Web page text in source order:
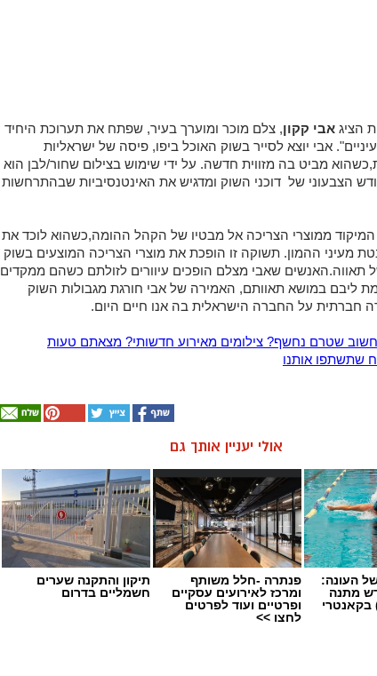
הציג אבי קקון, צלם מוכר ומוערך בעיר, שפתח את תערוכת היחיד
אבי יוצא לסייר בשוק האוכל ביפו, פיסה של ישראליות
מביט בה מזווית חדשה. על ידי שימוש בצילום שחור/לבן הוא
הצבעוני של דוכני השוק ומדגיש את האינטנסיביות שבהתרחשות
ממוצרי הצריכה אל מבטיו של הקהל ההומה,כשהוא לוכד את
מעיני ההמון. תשוקה זו הופכת את מוצרי הצריכה המוצעים בשוק
תאווה.האנשים שאבי מצלם הופכים עיוורים לזולתם כשהם ממקדים
ליבם במושא תאוותם, האמירה של אבי חורגת מגבולות השוק
חברתית על החברה הישראלית בה אנו חיים היום.
שטרם נחשף? צילומים מאירוע חדשותי? מצאתם טעות
שתשתפו אותנו
אולי יעניין אותך גם
העונה:
מתנה
בקאנטרי
פנתרה -חלל משותף
ומרכז לאירועים עסקיים
ופרטיים ועוד לפרטים
לחצו >>
תיקון והתקנה שערים
חשמליים בדרום